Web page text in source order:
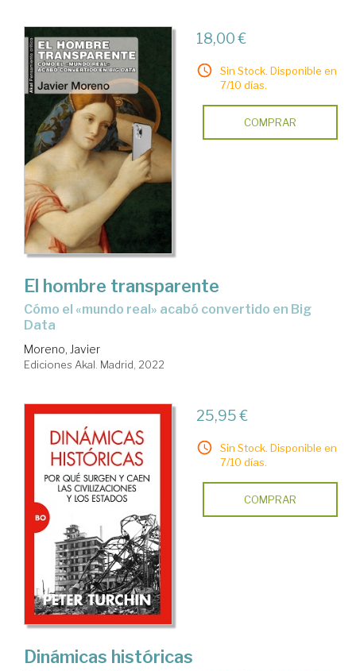
18,00 €
Sin Stock. Disponible en
7/10 días.
COMPRAR
El hombre transparente
cómo el «mundo real» acabó convertido en Big
Data
Moreno, Javier
Ediciones Akal. Madrid, 2022
25,95 €
Sin Stock. Disponible en
7/10 días.
COMPRAR
Dinámicas históricas